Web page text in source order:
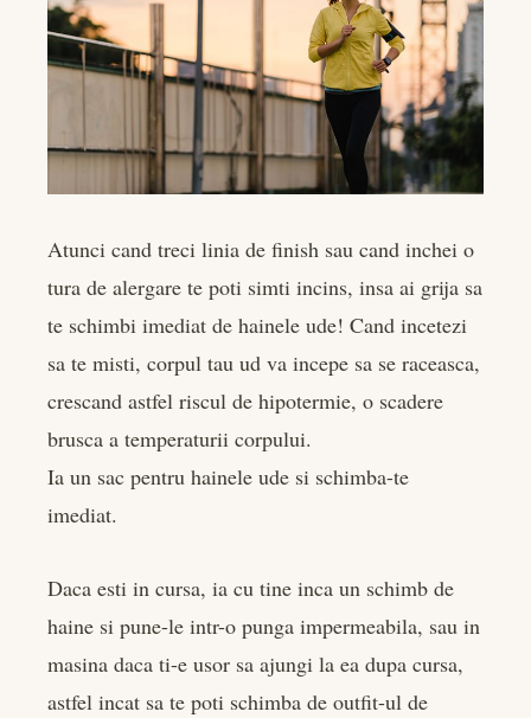
Atunci cand treci linia de finish sau cand inchei o
tura de alergare te poti simti incins, insa ai grija sa
te schimbi imediat de hainele ude! Cand incetezi
sa te misti, corpul tau ud va incepe sa se raceasca,
crescand astfel riscul de hipotermie, o scadere
brusca a temperaturii corpului.
Ia un sac pentru hainele ude si schimba-te
imediat.
Daca esti in cursa, ia cu tine inca un schimb de
haine si pune-le intr-o punga impermeabila, sau in
masina daca ti-e usor sa ajungi la ea dupa cursa,
astfel incat sa te poti schimba de outfit-ul de